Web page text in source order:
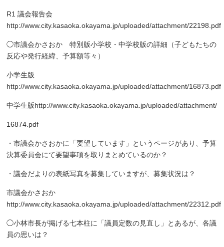
R1議会報告会
http://www.city.kasaoka.okayama.jp/uploaded/attachment/22198.pdf
◯市議会かさおか 特別版小学校・中学校版の詳細（子どもたちの
反応や発行経緯、予算額等々）
小学生版
http://www.city.kasaoka.okayama.jp/uploaded/attachment/16873.pdf
中学生版http://www.city.kasaoka.okayama.jp/uploaded/attachment/
16874.pdf
・市議会かさおかに「要望しています」というページがあり、予算
決算委員会にて要望事項を取りまとめているのか？
・議会だよりの表紙写真を募集していますが、募集状況は？
市議会かさおか
http://www.city.kasaoka.okayama.jp/uploaded/attachment/22312.pdf
◯小林市長が掲げる七本柱に「議員定数の見直し」とあるが、各議
員の思いは？